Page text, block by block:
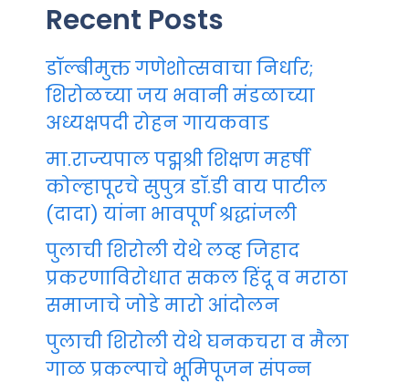
Recent Posts
डॉल्बीमुक्त गणेशोत्सवाचा निर्धार;
शिरोळच्या जय भवानी मंडळाच्या
अध्यक्षपदी रोहन गायकवाड
मा.राज्यपाल पद्मश्री शिक्षण महर्षी
कोल्हापूरचे सुपुत्र डॉ.डी वाय पाटील
(दादा) यांना भावपूर्ण श्रद्धांजली
पुलाची शिरोली येथे लव्ह जिहाद
प्रकरणाविरोधात सकल हिंदू व मराठा
समाजाचे जोडे मारो आंदोलन
पुलाची शिरोली येथे घनकचरा व मैला
गाळ प्रकल्पाचे भूमिपूजन संपन्न